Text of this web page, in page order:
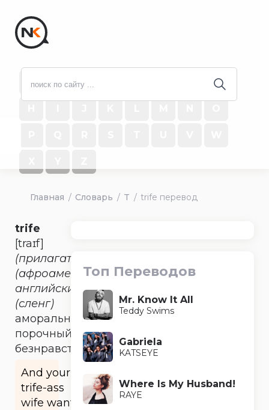
# A B G
Главная Словарь T trife перевод
trife
[traɪf]
(прилагательное)
(афроамериканский
английский)
(сленг)
аморальный,
порочный,
безнравственный
And your
trife-ass
wife wants
Топ Переводов
Mr. Know It All
Teddy Swims
Gabriela
KATSEYE
Where Is My Husband!
RAYE